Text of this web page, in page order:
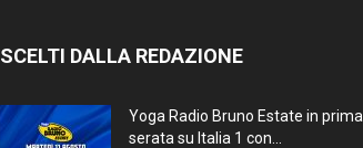
SCELTI DALLA REDAZIONE
Yoga Radio Bruno Estate in prima
serata su Italia 1 con...